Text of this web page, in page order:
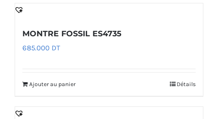
MONTRE FOSSIL ES4735
685.000 DT
Ajouter au panier Détails